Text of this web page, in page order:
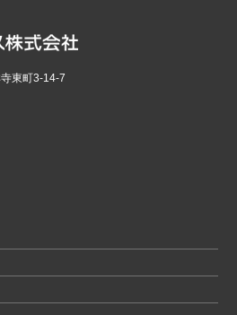
東町3-14-7